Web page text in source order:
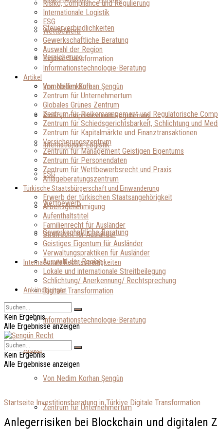
Steuerverbindlichkeiten
Versicherung
Immobilienkäufe
Risiko, Compliance und Regulierung
Internationale Logistik
ESG
Wettbewerb
Gewerkschaftliche Beratung
Auswahl der Region
Digitale Transformation
Informationstechnologie-Beratung
Artikel
Von Nedim Korhan Şengün
Zentrum für Unternehmertum
Risiko, Compliance und Regulierung
Internationale Logistik
ESG
Wettbewerb
Gewerkschaftliche Beratung
Auswahl der Region
Digitale Transformation
Informationstechnologie-Beratung
Artikel
Von Nedim Korhan Şengün
Zentrum für Unternehmertum
Globales Grünes Zentrum
Zentrum für Risikomanagement und Regulatorische
Zentrum für Schiedsgerichtsbarkeit, Schlichtung und
Zentrum für Kapitalmärkte und Finanztransaktionen
Versicherungszentrum
Zentrum für Management Geistigen Eigentums
Zentrum für Personendaten
Zentrum für Wettbewerbsrecht und Praxis
Anlageberatungszentrum
Türkische Staatsbürgerschaft und Einwanderung
Erwerb der türkischen Staatsangehörigkeit
Arbeitsgenehmigung
Aufenthaltstitel
Familienrecht für Ausländer
Strafrecht für Ausländer
Geistiges Eigentum für Ausländer
Verwaltungspraktiken für Ausländer
Internationale Rechtsstreitigkeiten
Lokale und internationale Streitbeilegung
Schlichtung/ Anerkennung/ Rechtsprechung
Ankündigungen
Kein Ergebnis
Alle Ergebnisse anzeigen
Kein Ergebnis
Alle Ergebnisse anzeigen
Startseite Investitionsberatung in Türkiye Digitale Transformation
Anlegerrisiken bei Blockchain und digitalen